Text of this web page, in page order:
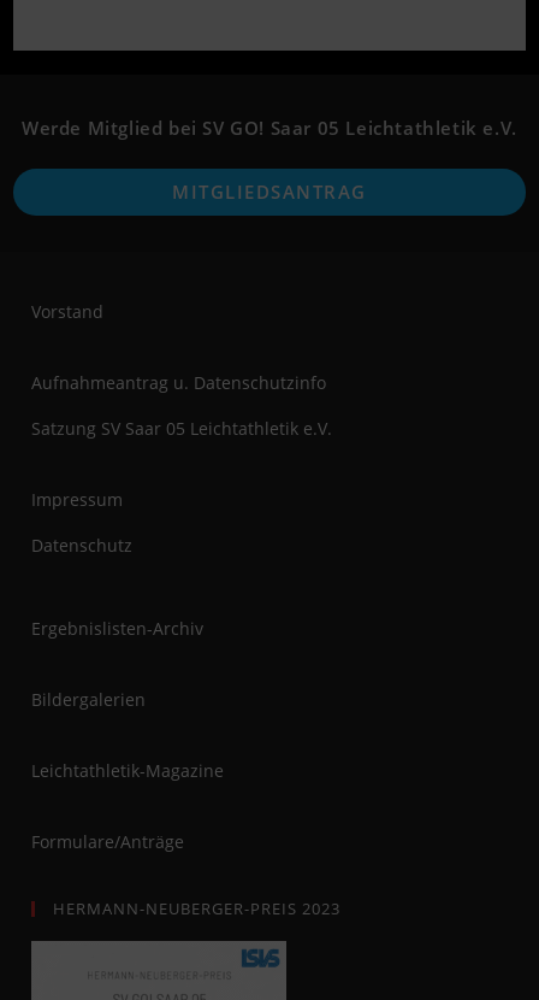
in
new
in
new
tab
Werde Mitglied bei SV GO! Saar 05 Leichtathletik e.V.
MITGLIEDSANTRAG
Vorstand
Aufnahmeantrag u. Datenschutzinfo
Satzung SV Saar 05 Leichtathletik e.V.
Impressum
Datenschutz
Ergebnislisten-Archiv
Bildergalerien
Leichtathletik-Magazine
Formulare/Anträge
HERMANN-NEUBERGER-PREIS 2023